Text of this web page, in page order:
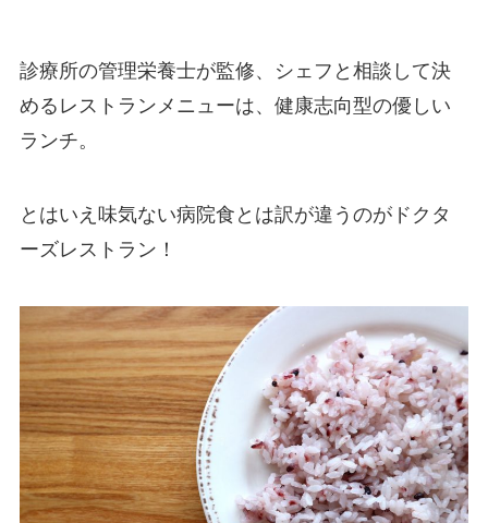
診療所の管理栄養士が監修、シェフと相談して決
めるレストランメニューは、健康志向型の優しい
ランチ。
とはいえ味気ない病院食とは訳が違うのがドクタ
ーズレストラン！